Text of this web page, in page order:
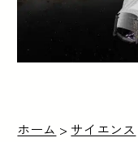
ホーム > サイエンス